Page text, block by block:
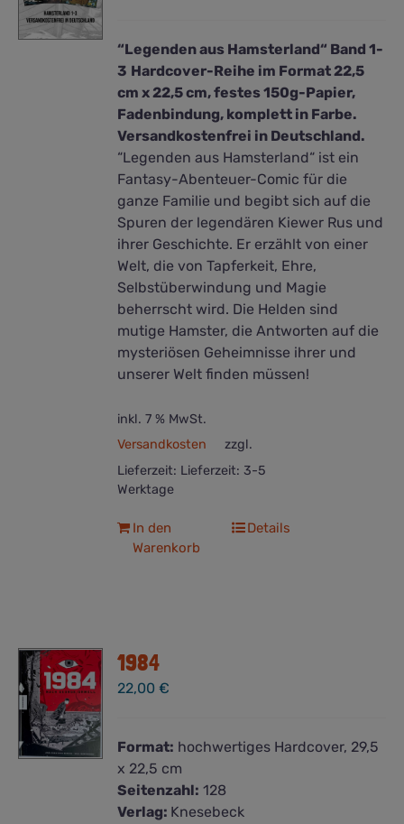
“Legenden aus Hamsterland“ Band 1-
3 Hardcover-Reihe im Format 22,5
cm x 22,5 cm, festes 150g-Papier,
Fadenbindung, komplett in Farbe.
Versandkostenfrei in Deutschland.
“Legenden aus Hamsterland“ ist ein
Fantasy-Abenteuer-Comic für die
ganze Familie und begibt sich auf die
Spuren der legendären Kiewer Rus und
ihrer Geschichte. Er erzählt von einer
Welt, die von Tapferkeit, Ehre,
Selbstüberwindung und Magie
beherrscht wird. Die Helden sind
mutige Hamster, die Antworten auf die
mysteriösen Geheimnisse ihrer und
unserer Welt finden müssen!
inkl. 7 % MwSt.
zzgl.
Versandkosten
Lieferzeit: Lieferzeit: 3-5
Werktage
In den
Warenkorb
Details
1984
22,00€
Format: hochwertiges Hardcover, 29,5
x 22,5 cm
Seitenzahl: 128
Verlag: Knesebeck